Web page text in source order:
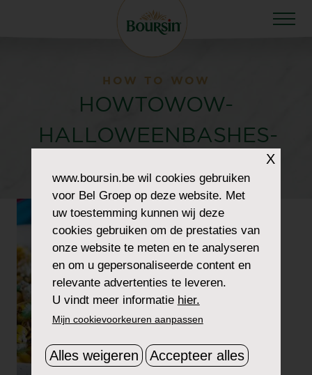
HOW TO WOW
HOWTOWOW-
HALLOWEENBASHES-
X
www.boursin.bewil cookies gebruiken
voor Bel Groep op deze website. Met
uw toestemming kunnen wij deze
cookies gebruiken om de prestaties van
onze website te meten en te analyseren
en om u gepersonaliseerde content en
relevante advertenties te leveren.
U vindt meer informatie hier.
Mijn cookievoorkeuren aanpassen
Alles weigeren Accepteer alles